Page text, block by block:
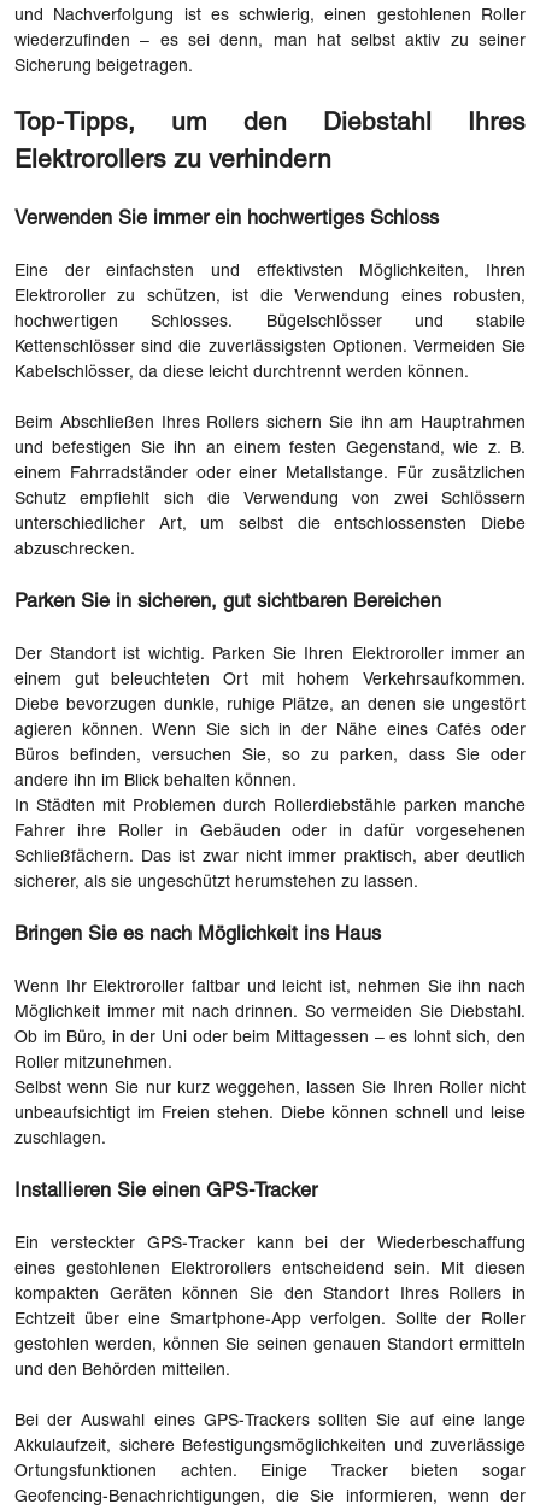
und Nachverfolgung ist es schwierig, einen gestohlenen Roller
wiederzufinden – es sei denn, man hat selbst aktiv zu seiner
Sicherung beigetragen.
Top-Tipps, um den Diebstahl Ihres
Elektrorollers zu verhindern
Verwenden Sie immer ein hochwertiges Schloss
Eine der einfachsten und effektivsten Möglichkeiten, Ihren
Elektroroller zu schützen, ist die Verwendung eines robusten,
hochwertigen Schlosses. Bügelschlösser und stabile
Kettenschlösser sind die zuverlässigsten Optionen. Vermeiden Sie
Kabelschlösser, da diese leicht durchtrennt werden können.
Beim Abschließen Ihres Rollers sichern Sie ihn am Hauptrahmen
und befestigen Sie ihn an einem festen Gegenstand, wie z. B.
einem Fahrradständer oder einer Metallstange. Für zusätzlichen
Schutz empfiehlt sich die Verwendung von zwei Schlössern
unterschiedlicher Art, um selbst die entschlossensten Diebe
abzuschrecken.
Parken Sie in sicheren, gut sichtbaren Bereichen
Der Standort ist wichtig. Parken Sie Ihren Elektroroller immer an
einem gut beleuchteten Ort mit hohem Verkehrsaufkommen.
Diebe bevorzugen dunkle, ruhige Plätze, an denen sie ungestört
agieren können. Wenn Sie sich in der Nähe eines Cafés oder
Büros befinden, versuchen Sie, so zu parken, dass Sie oder
andere ihn im Blick behalten können.
In Städten mit Problemen durch Rollerdiebstähle parken manche
Fahrer ihre Roller in Gebäuden oder in dafür vorgesehenen
Schließfächern. Das ist zwar nicht immer praktisch, aber deutlich
sicherer, als sie ungeschützt herumstehen zu lassen.
Bringen Sie es nach Möglichkeit ins Haus
Wenn Ihr Elektroroller faltbar und leicht ist, nehmen Sie ihn nach
Möglichkeit immer mit nach drinnen. So vermeiden Sie Diebstahl.
Ob im Büro, in der Uni oder beim Mittagessen – es lohnt sich, den
Roller mitzunehmen.
Selbst wenn Sie nur kurz weggehen, lassen Sie Ihren Roller nicht
unbeaufsichtigt im Freien stehen. Diebe können schnell und leise
zuschlagen.
Installieren Sie einen GPS-Tracker
Ein versteckter GPS-Tracker kann bei der Wiederbeschaffung
eines gestohlenen Elektrorollers entscheidend sein. Mit diesen
kompakten Geräten können Sie den Standort Ihres Rollers in
Echtzeit über eine Smartphone-App verfolgen. Sollte der Roller
gestohlen werden, können Sie seinen genauen Standort ermitteln
und den Behörden mitteilen.
Bei der Auswahl eines GPS-Trackers sollten Sie auf eine lange
Akkulaufzeit, sichere Befestigungsmöglichkeiten und zuverlässige
Ortungsfunktionen achten. Einige Tracker bieten sogar
Geofencing-Benachrichtigungen, die Sie informieren, wenn der